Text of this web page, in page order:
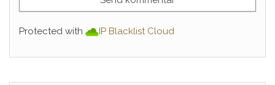
Protected with IP Blacklist Cloud